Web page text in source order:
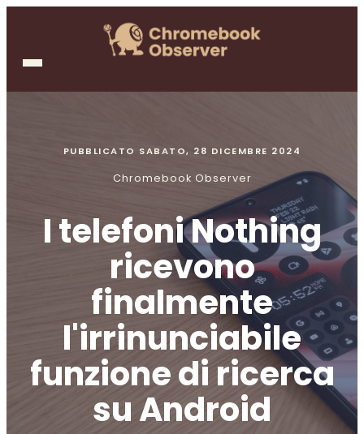
PUBBLICATO SABATO, 28 DICEMBRE 2024
Chromebook Observer
I telefoni Nothing
ricevono
finalmente
l'irrinunciabile
funzione di ricerca
su Android